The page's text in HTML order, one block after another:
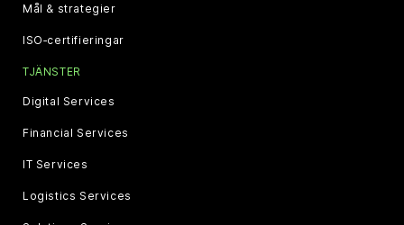
Mål & strategier
ISO‑certifieringar
TJÄNSTER
Digital Services
Financial Services
IT Services
Logistics Services